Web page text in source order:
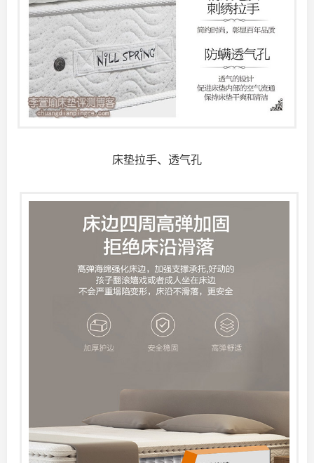
床垫拉手、透气孔